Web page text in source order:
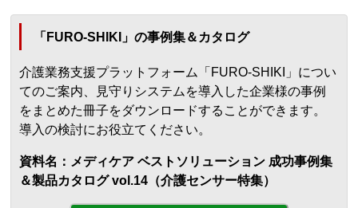
「FURO-SHIKI」の事例集＆カタログ
介護業務支援プラットフォーム「FURO-SHIKI」につい
てのご案内、見守りシステムを導入した企業様の事例
をまとめた冊子をダウンロードすることができます。
導入の検討にお役立てください。
資料名：メディケア ベストソリューション 成功事例集
＆製品カタログ vol.14（介護センサー特集）